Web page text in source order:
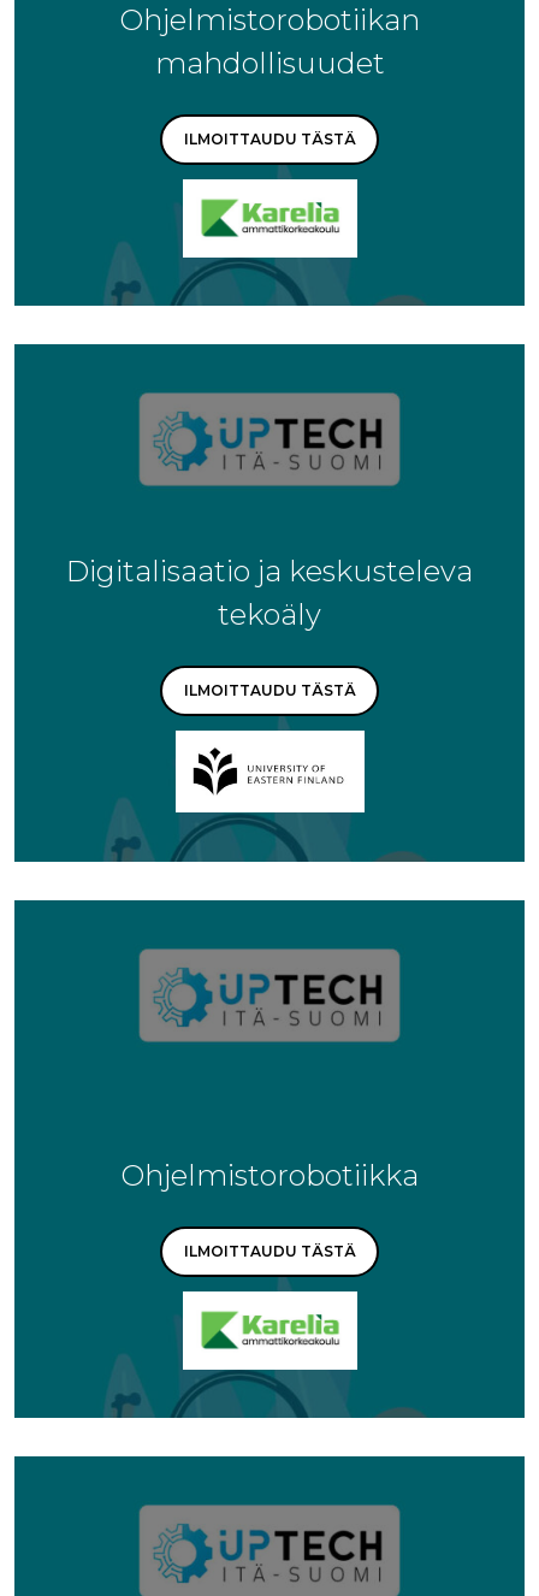
Ohjelmistorobotiikan
mahdollisuudet
ILMOITTAUDU TÄSTÄ
Digitalisaatio ja keskusteleva
tekoäly
ILMOITTAUDU TÄSTÄ
Ohjelmistorobotiikka
ILMOITTAUDU TÄSTÄ